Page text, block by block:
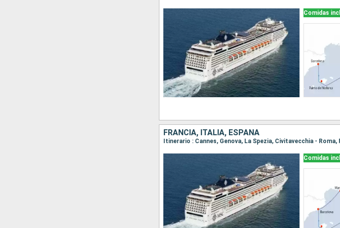
Comidas
FRANCIA, ITALIA, ESPAÑA
Itinerario : Cannes, Genova, La Spezia, Civitavecchia -
Comidas